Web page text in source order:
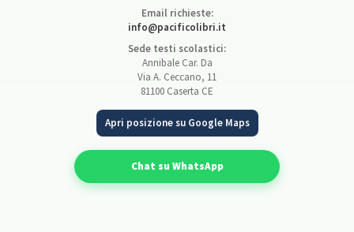
Email richieste:
info@pacificolibri.it
Sede testi scolastici:
Annibale Car. Da
Via A. Ceccano, 11
81100 Caserta CE
Apri posizione su Google Maps
Chat su WhatsApp